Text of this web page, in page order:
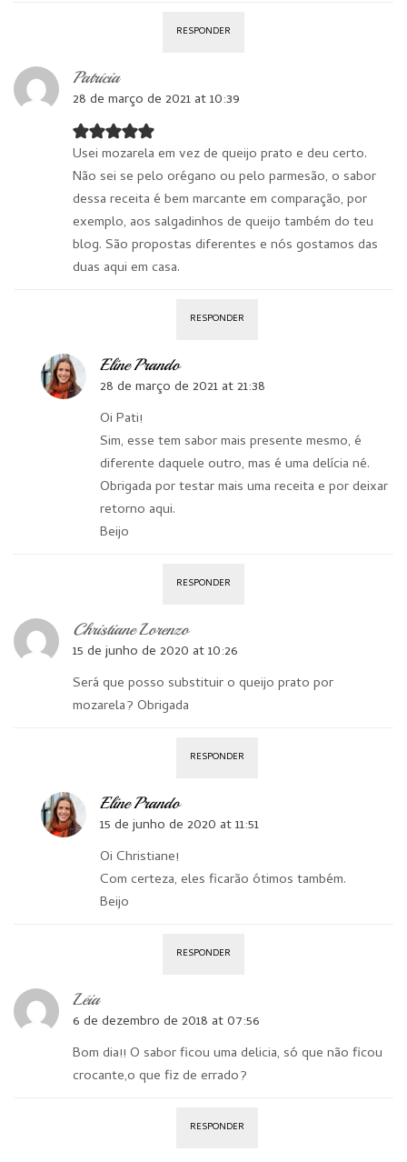
RESPONDER
Patrícia
28 de março de 2021 at 10:39
Usei mozarela em vez de queijo prato e deu certo.
Não sei se pelo orégano ou pelo parmesão, o sabor
dessa receita é bem marcante em comparação, por
exemplo, aos salgadinhos de queijo também do teu
blog. São propostas diferentes e nós gostamos das
duas aqui em casa.
RESPONDER
Eline Prando
28 de março de 2021 at 21:38
Oi Pati!
Sim, esse tem sabor mais presente mesmo, é
diferente daquele outro, mas é uma delícia né.
Obrigada por testar mais uma receita e por deixar
retorno aqui.
Beijo
RESPONDER
Christiane Lorenzo
15 de junho de 2020 at 10:26
Será que posso substituir o queijo prato por
mozarela? Obrigada
RESPONDER
Eline Prando
15 de junho de 2020 at 11:51
Oi Christiane!
Com certeza, eles ficarão ótimos também.
Beijo
RESPONDER
Léia
6 de dezembro de 2018 at 07:56
Bom dia!! O sabor ficou uma delicia, só que não ficou
crocante,o que fiz de errado?
RESPONDER